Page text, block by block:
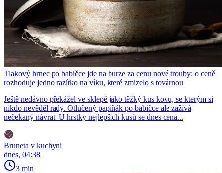
Tlakový hrnec po babičce jde na burze za cenu nové trouby: o ceně
rozhoduje jedno razítko na víku, které zmizelo s továrnou
Ještě nedávno překážel ve sklepě jako těžký kus kovu, se kterým si
nikdo nevěděl rady. Otlučený papiňák po babičce ale zažívá
nečekaný návrat. U hrstky nejlepších kusů se dnes cena...
Bruneta v kuchyni
dnes, 04:38
3 min